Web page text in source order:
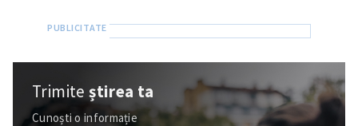
Trimiteștirea ta
Cunoști o informație